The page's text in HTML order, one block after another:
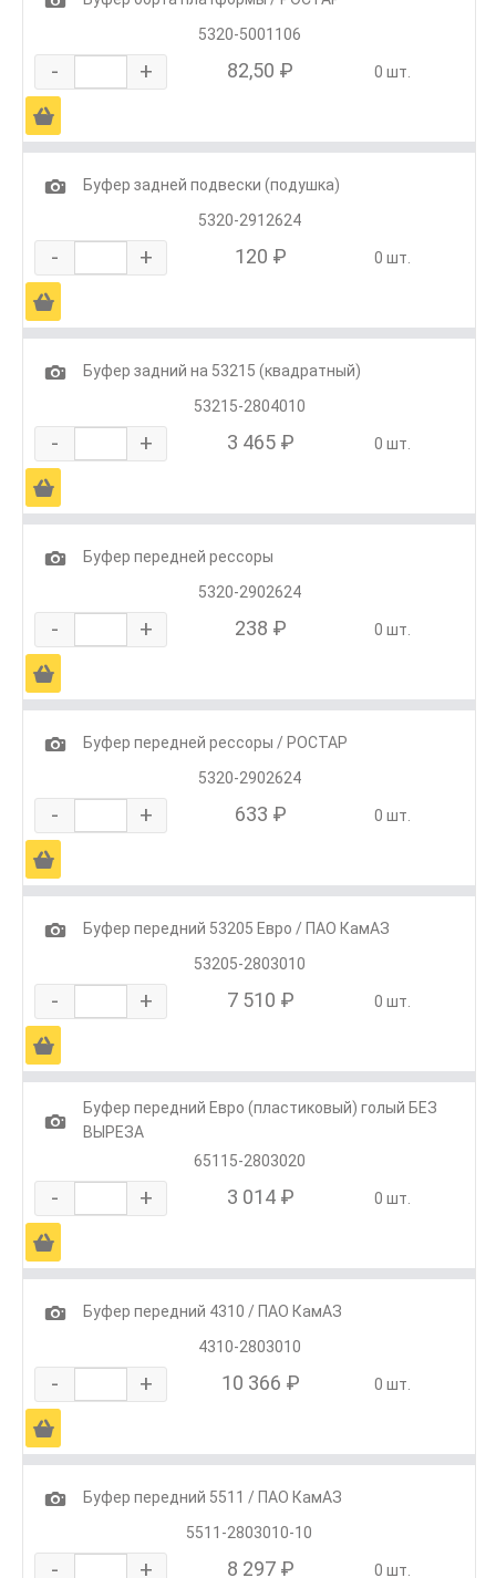
5320-5001106
- + 82,50 ₽ 0 шт.
Ä
1
Буфер задней подвески (подушка)
5320-2912624
- + 120 ₽ 0 шт.
Ä
1
Буфер задний на 53215 (квадратный)
53215-2804010
- + 3 465 ₽ 0 шт.
Ä
1
Буфер передней рессоры
5320-2902624
- + 238 ₽ 0 шт.
Ä
1
Буфер передней рессоры / РОСТАР
5320-2902624
- + 633 ₽ 0 шт.
Ä
1
Буфер передний 53205 Евро / ПАО КамАЗ
53205-2803010
- + 7 510 ₽ 0 шт.
Ä
1
Буфер передний Евро (пластиковый) голый БЕЗ
ВЫРЕЗА
65115-2803020
- + 3 014 ₽ 0 шт.
Ä
1
Буфер передний 4310 / ПАО КамАЗ
4310-2803010
- + 10 366 ₽ 0 шт.
Ä
1
Буфер передний 5511 / ПАО КамАЗ
5511-2803010-10
- + 8 297 ₽ 0 шт.